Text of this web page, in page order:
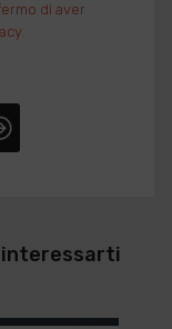
di aver
interessarti